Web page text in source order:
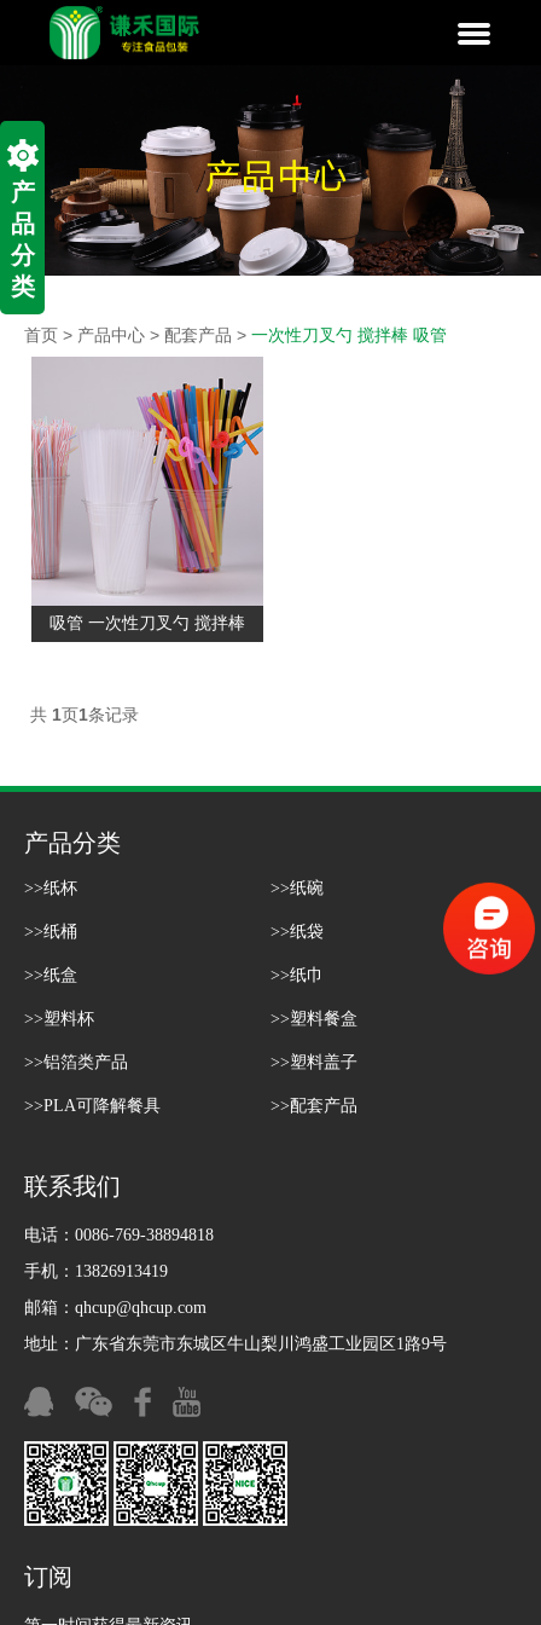
产
品
分
类
首页 > 产品中心 >配套产品 >一次性刀叉勺 搅拌棒 吸管
吸管 一次性刀叉勺 搅拌棒
共 1页1条记录
产品分类
>>纸杯 >>纸碗
>>纸桶 >>纸袋
>>纸盒 >>纸巾
>>塑料杯 >>塑料餐盒
>>铝箔类产品 >>塑料盖子
>>PLA可降解餐具 >>配套产品
联系我们
电话：0086-769-38894818
手机：13826913419
邮箱：qhcup@qhcup.com
地址：广东省东莞市东城区牛山梨川鸿盛工业园区1路9号
订阅